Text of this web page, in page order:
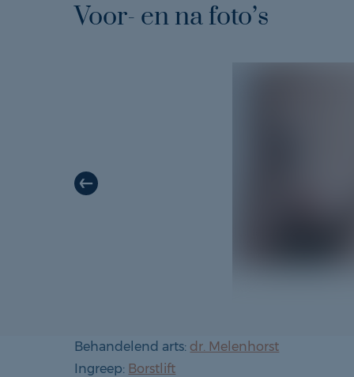
Voor- en na foto’s
Behandelend arts: dr. Melenhorst
Ingreep: Borstlift